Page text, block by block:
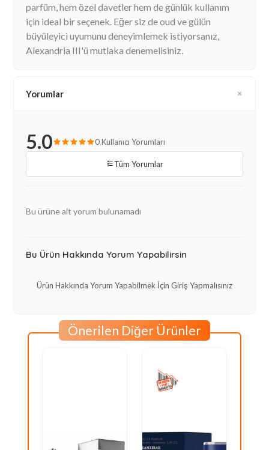
parfüm, hem özel davetler hem de günlük kullanım
için ideal bir seçenek. Eğer siz de oud ve gülün
büyüleyici uyumunu deneyimlemek istiyorsanız,
Alexandria III'ü mutlaka denemelisiniz.
Yorumlar
5.0 0 Kullanıcı Yorumları
Tüm Yorumlar
Bu ürüne ait yorum bulunamadı
Bu Ürün Hakkında Yorum Yapabilirsin
Ürün Hakkında Yorum Yapabilmek İçin Giriş Yapmalısınız
Önerilen Diğer Ürünler